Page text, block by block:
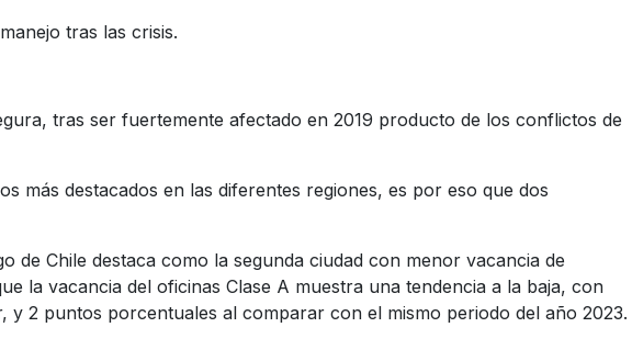
tras las crisis.
tras ser fuertemente afectado en 2019 producto de los conflictos de
destacados en las diferentes regiones, es por eso que dos
Chile destaca como la segunda ciudad con menor vacancia de
la vacancia del oficinas Clase A muestra una tendencia a la baja, con
2 puntos porcentuales al comparar con el mismo periodo del año 2023.